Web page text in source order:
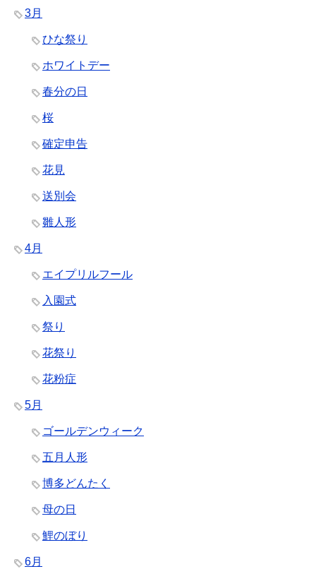
3月
ひな祭り
ホワイトデー
春分の日
桜
確定申告
花見
送別会
雛人形
4月
エイプリルフール
入園式
祭り
花祭り
花粉症
5月
ゴールデンウィーク
五月人形
博多どんたく
母の日
鯉のぼり
6月